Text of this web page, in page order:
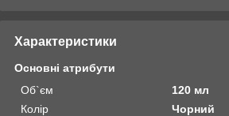
Характеристики
Основні атрибути
Об`єм
120 мл
Колір
Чорний